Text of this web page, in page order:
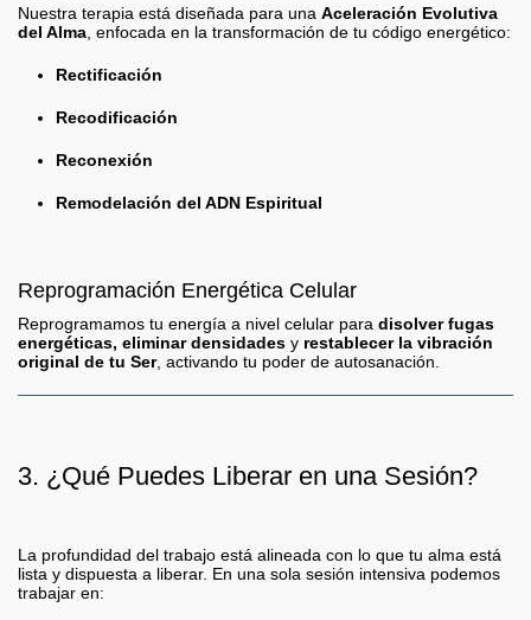
Nuestra terapia está diseñada para una Aceleración Evolutiva
del Alma , enfocada en la transformación de tu código energético:
Rectificación
Recodificación
Reconexión
Remodelación del ADN Espiritual
Reprogramación Energética Celular
Reprogramamos tu energía a nivel celular para disolver fugas
energéticas, eliminar densidades y restablecer la vibración
original de tu Ser, activando tu poder de autosanación.
3. ¿Qué Puedes Liberar en una Sesión?
La profundidad del trabajo está alineada con lo que tu alma está
lista y dispuesta a liberar. En una sola sesión intensiva podemos
trabajar en: